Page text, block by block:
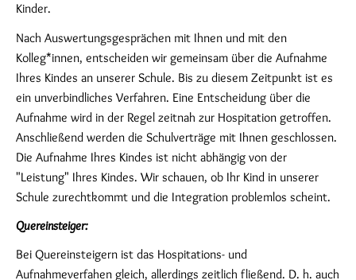
Kinder.
Nach Auswertungsgesprächen mit Ihnen und mit den
Kolleg*innen, entscheiden wir gemeinsam über die Aufnahme
Ihres Kindes an unserer Schule. Bis zu diesem Zeitpunkt ist es
ein unverbindliches Verfahren. Eine Entscheidung über die
Aufnahme wird in der Regel zeitnah zur Hospitation getroffen.
Anschließend werden die Schulverträge mit Ihnen geschlossen.
Die Aufnahme Ihres Kindes ist nicht abhängig von der
"Leistung" Ihres Kindes. Wir schauen, ob Ihr Kind in unserer
Schule zurechtkommt und die Integration problemlos scheint.
Quereinsteiger:
Bei Quereinsteigern ist das Hospitations- und
Aufnahmeverfahen gleich, allerdings zeitlich fließend. D. h. auch